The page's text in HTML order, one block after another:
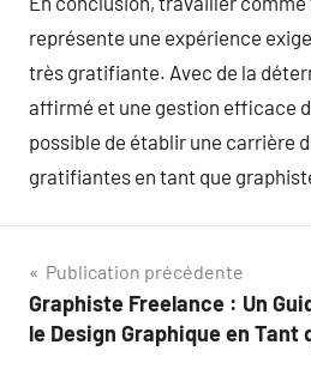
représente une expérience
très gratifiante. Avec de la
affirmé et une gestion efficace
possible de établir une carrière
gratifiantes en tant que
Navigation
de
Publication précédente
Graphiste Freelance : Un
le Design Graphique en Tant